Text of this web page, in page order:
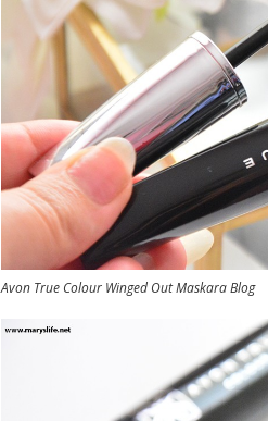
Avon True Colour Winged Out Maskara Blog